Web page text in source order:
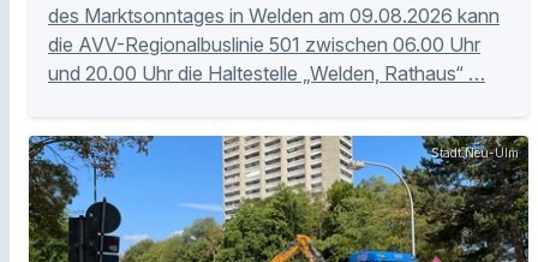
des Marktsonntages in Welden am 09.08.2026 kann
die AVV-Regionalbuslinie 501 zwischen 06.00 Uhr
und 20.00 Uhr die Haltestelle „Welden, Rathaus“ …
Stadt Neu-Ulm